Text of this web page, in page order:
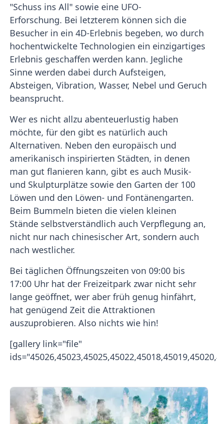
"Schuss ins All" sowie eine UFO-
Erforschung. Bei letzterem können sich die
Besucher in ein 4D-Erlebnis begeben, wo durch
hochentwickelte Technologien ein einzigartiges
Erlebnis geschaffen werden kann. Jegliche
Sinne werden dabei durch Aufsteigen,
Absteigen, Vibration, Wasser, Nebel und Geruch
beansprucht.
Wer es nicht allzu abenteuerlustig haben
möchte, für den gibt es natürlich auch
Alternativen. Neben den europäisch und
amerikanisch inspirierten Städten, in denen
man gut flanieren kann, gibt es auch Musik-
und Skulpturplätze sowie den Garten der 100
Löwen und den Löwen- und Fontänengarten.
Beim Bummeln bieten die vielen kleinen
Stände selbstverständlich auch Verpflegung an,
nicht nur nach chinesischer Art, sondern auch
nach westlicher.
Bei täglichen Öffnungszeiten von 09:00 bis
17:00 Uhr hat der Freizeitpark zwar nicht sehr
lange geöffnet, wer aber früh genug hinfährt,
hat genügend Zeit die Attraktionen
auszuprobieren. Also nichts wie hin!
[gallery link="file"